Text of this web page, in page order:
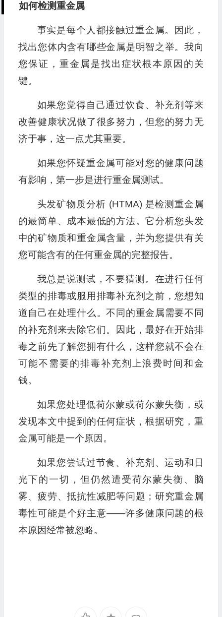
如何检测重金属
事实是每个人都接触过重金属。因此，
找出您体内含有哪些金属是明智之举。我向
您保证，重金属是找出症状根本原因的关
键。
如果您觉得自己通过饮食、补充剂等来
改善健康状况做了很多努力，但您的努力无
济于事，这一点尤其重要。
如果您怀疑重金属可能对您的健康问题
有影响，第一步是进行重金属测试。
头发矿物质分析 (HTMA) 是检测重金属
的最简单、成本最低的方法。它分析您头发
中的矿物质和重金属含量，并为您提供有关
您可能含有的任何重金属的完整报告。
我总是说测试，不要猜测。在进行任何
类型的排毒或服用排毒补充剂之前，您想知
道自己在处理什么。不同的重金属需要不同
的补充剂来去除它们。因此，最好在开始排
毒之前先了解您拥有什么，这样您就不会在
可能不需要的排毒补充剂上浪费时间和金
钱。
如果您处理低荷尔蒙或荷尔蒙失衡，或
发现本文中提到的任何症状，根据研究，重
金属可能是一个原因。
如果您尝试过节食、补充剂、运动和日
光下的一切，但仍然遭受荷尔蒙失衡、脑
雾、疲劳、抵抗性减肥等问题；研究重金属
毒性可能是个好主意——许多健康问题的根
本原因经常被忽略。